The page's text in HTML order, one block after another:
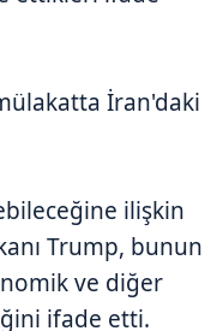
İran'daki
ilişkin
Trump, bunun
ve diğer
ifade etti.